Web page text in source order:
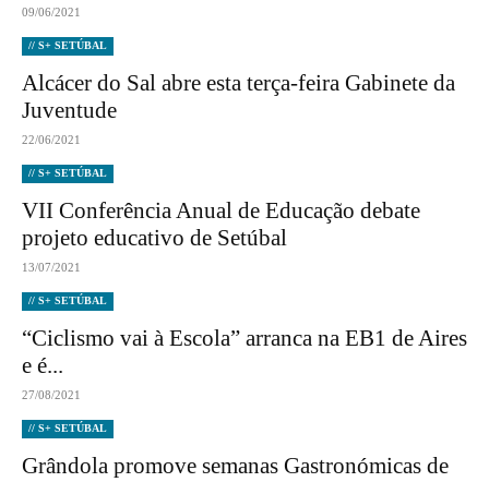
09/06/2021
// S+ SETÚBAL
Alcácer do Sal abre esta terça-feira Gabinete da
Juventude
22/06/2021
// S+ SETÚBAL
VII Conferência Anual de Educação debate
projeto educativo de Setúbal
13/07/2021
// S+ SETÚBAL
“Ciclismo vai à Escola” arranca na EB1 de Aires
e é...
27/08/2021
// S+ SETÚBAL
Grândola promove semanas Gastronómicas de